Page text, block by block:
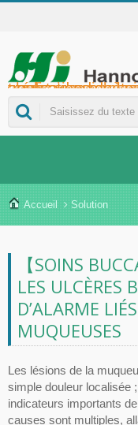
Hannox International Corp. - Nous accompagnons les importateurs, grossistes et distributeurs de dispositifs médicaux, ainsi que les marques du secteur de la santé, dans le lancement de solutions non médicamenteuses pour le soin des plaies et des muqueuses, notamment pour les ulcères buccaux, les soins de support en oncologie, la protection cutanée, les soins
Accueil Solution
【SOINS
LES ULCÈRES
D’ALARME
MUQUEUSES
Les lésions de la
simple douleur localisée
indicateurs importants
causes sont multiples,